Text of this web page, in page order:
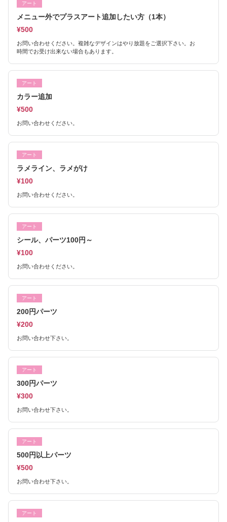
アート
メニュー外でプラスアート追加したい方（1本）
¥500
お問い合わせください。複雑なデザインはやり放題をご選択下さい。お
時間でお受け出来ない場合もあります。
アート
カラー追加
¥500
お問い合わせください。
アート
ラメライン、ラメがけ
¥100
お問い合わせください。
アート
シール、パーツ100円～
¥100
お問い合わせください。
アート
200円パーツ
¥200
お問い合わせ下さい。
アート
300円パーツ
¥300
お問い合わせ下さい。
アート
500円以上パーツ
¥500
お問い合わせ下さい。
アート